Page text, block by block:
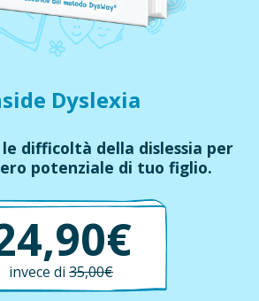
Dyslexia
difficoltà della dislessia per
potenziale di tuo figlio.
invece di 35,00€